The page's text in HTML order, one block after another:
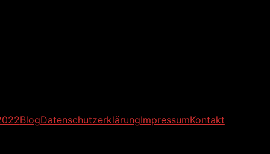
BlogDatenschutzerklärungImpressumKontakt